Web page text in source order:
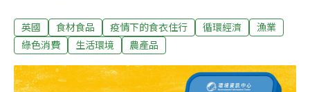
炎（COVID－19）疫情影響。封城前，所有的餐飲消費中
有一半是外出購物或用餐，要改掉在大型餐飲集團和零售
者發現新的商機，還能友善環境、創造利潤，可能鼓勵更
英國 食材食品 疫情下的食衣住行 循環經濟
漁業
綠色消費
生活環境 農產品